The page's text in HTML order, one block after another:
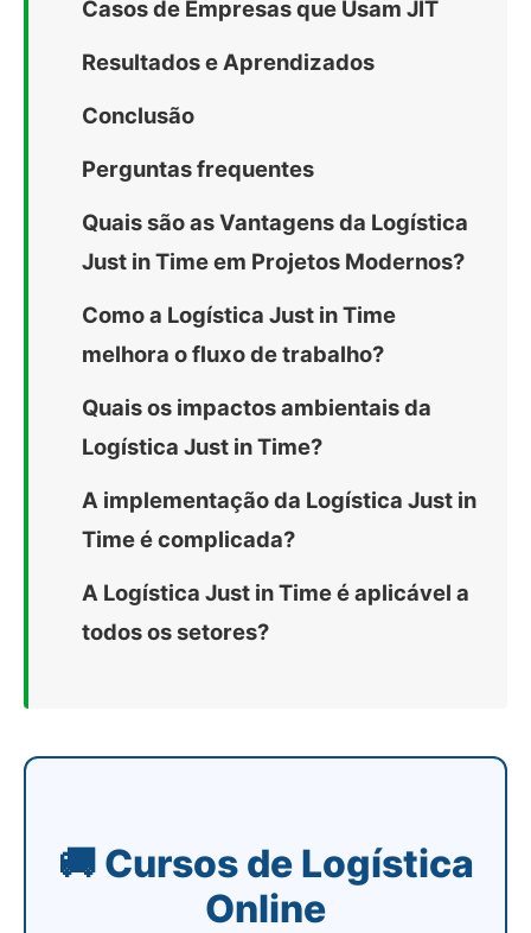
Casos de Empresas que Usam JIT
Resultados e Aprendizados
Conclusão
Perguntas frequentes
Quais são as Vantagens da Logística
Just in Time em Projetos Modernos?
Como a Logística Just in Time
melhora o fluxo de trabalho?
Quais os impactos ambientais da
Logística Just in Time?
A implementação da Logística Just in
Time é complicada?
A Logística Just in Time é aplicável a
todos os setores?
🚚 Cursos de Logística
Online